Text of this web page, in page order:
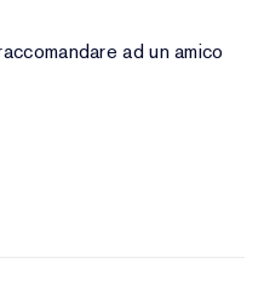
ad un amico